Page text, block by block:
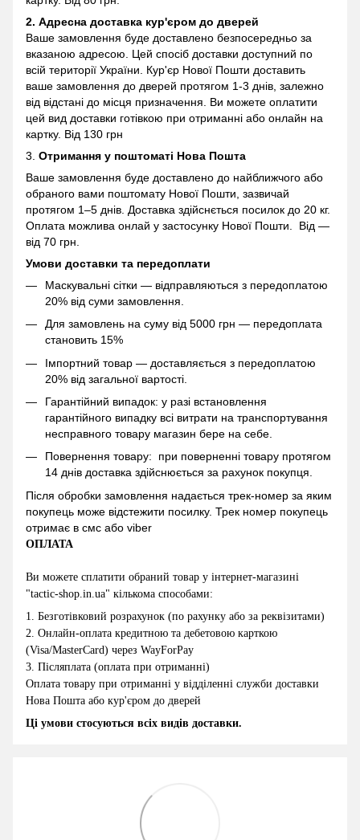
2. Адресна доставка кур'єром до дверей
Ваше замовлення буде доставлено безпосередньо за
вказаною адресою. Цей спосіб доставки доступний по
всій території України. Кур'єр Нової Пошти доставить
ваше замовлення до дверей протягом 1-3 днів, залежно
від відстані до місця призначення. Ви можете оплатити
цей вид доставки готівкою при отриманні або онлайн на
картку. Від 130 грн
3. Отримання у поштоматі Нова Пошта
Ваше замовлення буде доставлено до найближчого або
обраного вами поштомату Нової Пошти, зазвичай
протягом 1–5 днів. Доставка здійснється посилок до 20 кг.
Оплата можлива онлай у застосунку Нової Пошти. Від —
від 70 грн.
Умови доставки та передоплати
Маскувальні сітки — відправляються з передоплатою
20% від суми замовлення.
Для замовлень на суму від 5000 грн — передоплата
становить 15%
Імпортний товар — доставляється з передоплатою
20% від загальної вартості.
Гарантійний випадок: у разі встановлення
гарантійного випадку всі витрати на транспортування
несправного товару магазин бере на себе.
Повернення товару: при поверненні товару протягом
14 днів доставка здійснюється за рахунок покупця.
Після обробки замовлення надається трек-номер за яким
покупець може відстежити посилку. Трек номер покупець
отримає в смс або viber
ОПЛАТА
Ви можете сплатити обраний товар у інтернет-магазині
"tactic-shop.in.ua" кількома способами:
1. Безготівковий розрахунок (по рахунку або за реквізитами)
2 Онлайн-оплата кредитною та дебетовою карткою
(Visa/MasterCard) через WayForPay
3. Післяплата (оплата при отриманні)
Оплата товару при отриманні у відділенні служби доставки
Нова Пошта або кур'єром до дверей
Ці умови стосуються всіх видів доставки.